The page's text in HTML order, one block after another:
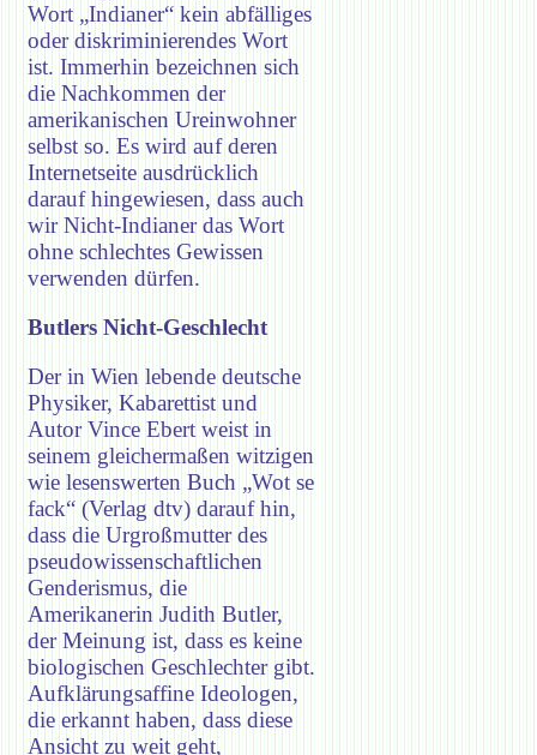
Wort „Indianer“ kein abfälliges
oder diskriminierendes Wort
ist. Immerhin bezeichnen sich
die Nachkommen der
amerikanischen Ureinwohner
selbst so. Es wird auf deren
Internetseite ausdrücklich
darauf hingewiesen, dass auch
wir Nicht-Indianer das Wort
ohne schlechtes Gewissen
verwenden dürfen.
Butlers Nicht-Geschlecht
Der in Wien lebende deutsche
Physiker, Kabarettist und
Autor Vince Ebert weist in
seinem gleichermaßen witzigen
wie lesenswerten Buch „Wot se
fack“ (Verlag dtv) darauf hin,
dass die Urgroßmutter des
pseudowissenschaftlichen
Genderismus, die
Amerikanerin Judith Butler,
der Meinung ist, dass es keine
biologischen Geschlechter gibt.
Aufklärungsaffine Ideologen,
die erkannt haben, dass diese
Ansicht zu weit geht,